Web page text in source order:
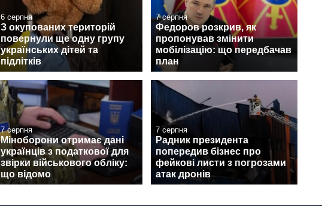
6 серпня
З окупованих територій
повернули ще одну групу
українських дітей та
підлітків
7 серпня
Федоров розкрив, як
пропонував змінити
мобілізацію: що передбачав
план
7 серпня
Міноборони отримає дані
українців з податкової для
звірки військового обліку:
що відомо
7 серпня
Радник президента
попередив бізнес про
фейкові листи з погрозами
атак дронів